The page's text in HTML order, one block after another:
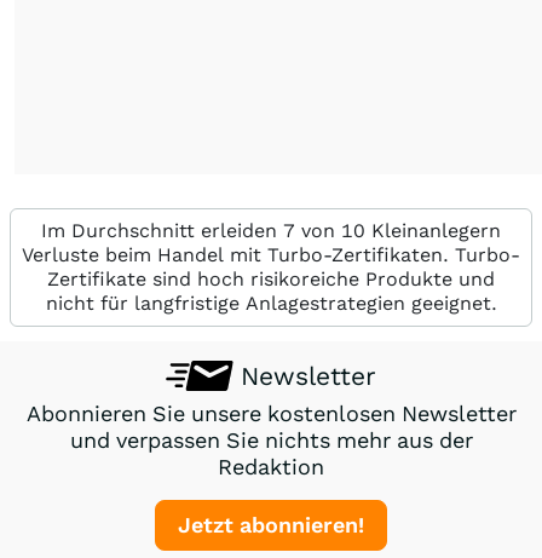
Im Durchschnitt erleiden 7 von 10 Kleinanlegern
Verluste beim Handel mit Turbo-Zertifikaten. Turbo-
Zertifikate sind hoch risikoreiche Produkte und
nicht für langfristige Anlagestrategien geeignet.
Newsletter
Abonnieren Sie unsere kostenlosen Newsletter
und verpassen Sie nichts mehr aus der
Redaktion
Jetzt abonnieren!